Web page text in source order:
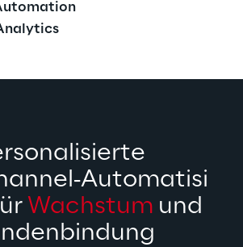
Wachstum und